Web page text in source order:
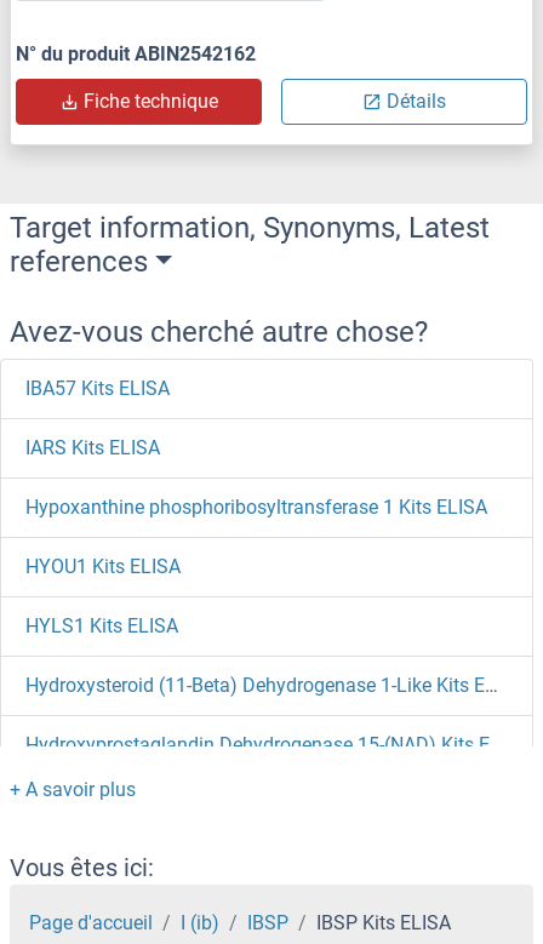
N° du produit ABIN2542162
Fiche technique Détails
Target information, Synonyms, Latest
references
Avez-vous cherché autre chose?
IBA57 Kits ELISA
IARS Kits ELISA
Hypoxanthine phosphoribosyltransferase 1 Kits ELISA
HYOU1 Kits ELISA
HYLS1 Kits ELISA
Hydroxysteroid (11-Beta) Dehydrogenase 1-Like Kits ELISA
Hydroxyproline-Rich Glycoprotein Kits ELISA
Hydroxyproline Kits ELISA
Hyaluronic Acid Kits ELISA
Vous êtes ici:
Page d'accueil I (ib) IBSP IBSP Kits ELISA